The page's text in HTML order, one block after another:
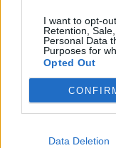
I want to opt-
Retention,
Personal Data
Purposes for
Opted Out
Data Deletion